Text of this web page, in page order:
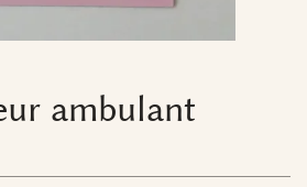
ambulant